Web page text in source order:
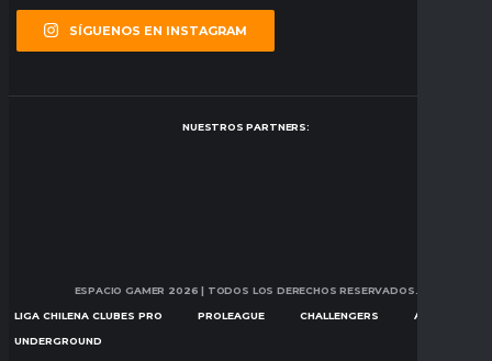
SÍGUENOS EN INSTAGRAM
NUESTROS PARTNERS:
ESPACIO GAMER 2026 | TODOS LOS DERECHOS RESERVADOS.
LIGA CHILENA CLUBES PRO PROLEAGUE CHALLENGERS ASCENSION
UNDERGROUND